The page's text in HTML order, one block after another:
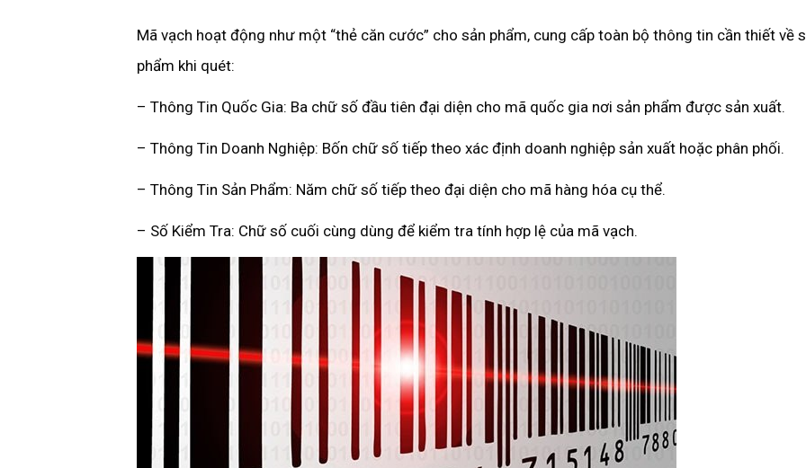
Mã vạch hoạt động như một “thẻ căn cước” cho sản phẩm, cung cấp toàn bộ thông tin cần thiết về
phẩm khi quét:
– Thông Tin Quốc Gia: Ba chữ số đầu tiên đại diện cho mã quốc gia nơi sản phẩm được sản xuất.
– Thông Tin Doanh Nghiệp: Bốn chữ số tiếp theo xác định doanh nghiệp sản xuất hoặc phân phối.
– Thông Tin Sản Phẩm: Năm chữ số tiếp theo đại diện cho mã hàng hóa cụ thể.
– Số Kiểm Tra: Chữ số cuối cùng dùng để kiểm tra tính hợp lệ của mã vạch.